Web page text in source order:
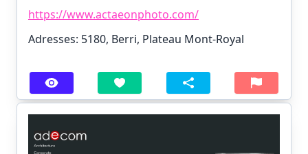
https://www.actaeonphoto.com/
Adresses: 5180, Berri, Plateau Mont-Royal